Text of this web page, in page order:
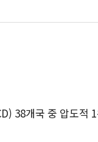
우크라, 러
"5.18은 북한
CJ온스타일
AI 연산은
38개국 중 압도적